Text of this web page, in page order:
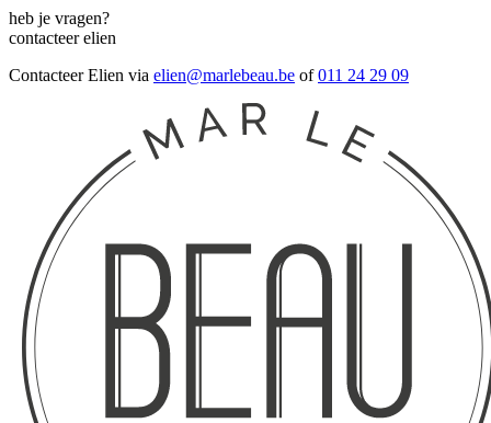
heb je vragen?
contacteer elien
Contacteer Elien via elien@marlebeau.be of011 24 29 09